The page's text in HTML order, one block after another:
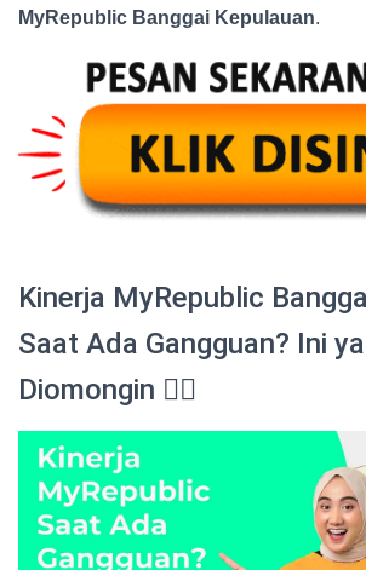
MyRepublic Banggai Kepulauan.
Kinerja MyRepublic
Saat Ada Gangguan? Ini
Diomongin 😮‍💨